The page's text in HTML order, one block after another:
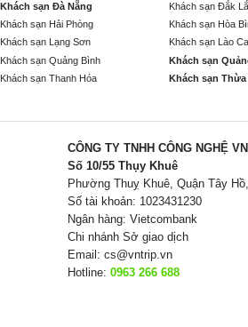
Khách sạn Đà Nẵng Khách sạn Đắk
Khách sạn Hải Phòng Khách sạn Hòa
Khách sạn Lạng Sơn Khách sạn Lào
Khách sạn Quảng Bình Khách sạn
Khách sạn Thanh Hóa Khách sạn Thừa
CÔNG TY TNHH CÔNG NGHỆ
Số 10/55 Thụy Khuê
Phường Thuỵ Khuê, Quận Tây
Số tài khoản: 1023431230
Ngân hàng: Vietcombank
Chi nhánh Sở giao dịch
Email: cs@vntrip.vn
Hotline: 0963 266 688